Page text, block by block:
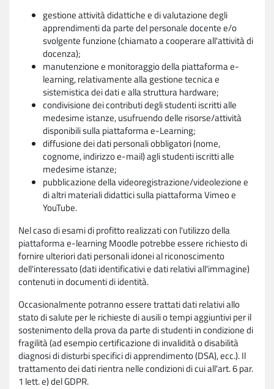
gestione attività didattiche e di valutazione degli
apprendimenti da parte del personale docente e/o
svolgente funzione (chiamato a cooperare all'attività di
docenza);
manutenzione e monitoraggio della piattaforma e-
learning, relativamente alla gestione tecnica e
sistemistica dei dati e alla struttura hardware;
condivisione dei contributi degli studenti iscritti alle
medesime istanze, usufruendo delle risorse/attività
disponibili sulla piattaforma e-Learning;
diffusione dei dati personali obbligatori (nome,
cognome, indirizzo e-mail) agli studenti iscritti alle
medesime istanze;
pubblicazione della videoregistrazione/videolezione e
di altri materiali didattici sulla piattaforma Vimeo e
YouTube.
Nel caso di esami di profitto realizzati con l'utilizzo della
piattaforma e-learning Moodle potrebbe essere richiesto di
fornire ulteriori dati personali idonei al riconoscimento
dell'interessato (dati identificativi e dati relativi all'immagine)
contenuti in documenti di identità.
Occasionalmente potranno essere trattati dati relativi allo
stato di salute per le richieste di ausili o tempi aggiuntivi per il
sostenimento della prova da parte di studenti in condizione di
fragilità (ad esempio certificazione di invalidità o disabilità
diagnosi di disturbi specifici di apprendimento (DSA), ecc.). Il
trattamento dei dati rientra nelle condizioni di cui all'art. 6 par.
1 lett. e) del GDPR.